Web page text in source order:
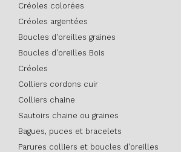
Créoles colorées
Créoles argentées
Boucles d'oreilles graines
Boucles d'oreilles Bois
Créoles
Colliers cordons cuir
Colliers chaine
Sautoirs chaine ou graines
Bagues, puces et bracelets
Parures colliers et boucles d'oreilles